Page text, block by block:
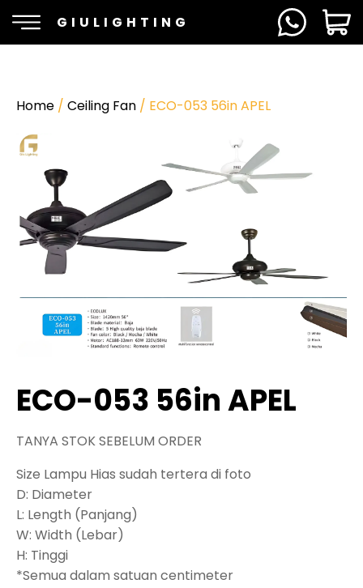
GIULIGHTING
Home / Ceiling Fan / ECO-053 56in APEL
ECO-053 56in APEL
TANYA STOK SEBELUM ORDER
Size Lampu Hias sudah tertera di foto
D: Diameter
L: Length (Panjang)
W: Width (Lebar)
H: Tinggi
*Semua dalam satuan centimeter